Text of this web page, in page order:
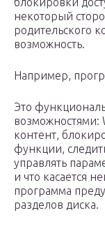
некоторый
родительского
возможность.
Например,
Это
возможностями:
контент,
функции,
управлять
и что касается
программа
разделов диска.